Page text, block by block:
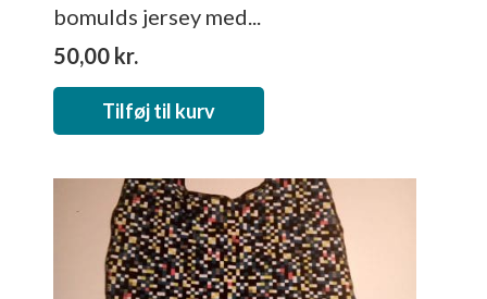
bomulds jersey med...
50,00 kr.
Tilføj til kurv